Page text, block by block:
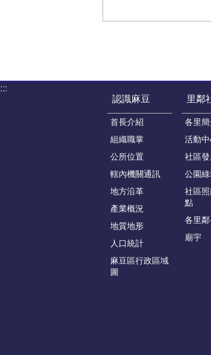
:::
認識麻豆
首長介紹
組織職掌
公所位置
轄內機關通訊
地方沿革
產業概況
地質地形
人口統計
麻豆區行政區域
圖
里鄰
各里簡
活動
社區
公園
社區
點
各里
廟宇